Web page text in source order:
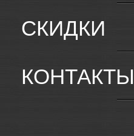
СКИДКИ
КОНТАКТЫ